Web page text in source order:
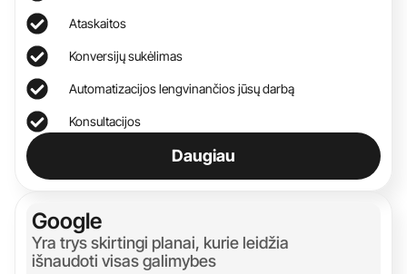
Ataskaitos
Konversijų sukėlimas
Automatizacijos lengvinančios jūsų darbą
Konsultacijos
Daugiau
Google
Yra trys skirtingi planai, kurie leidžia
išnaudoti visas galimybes